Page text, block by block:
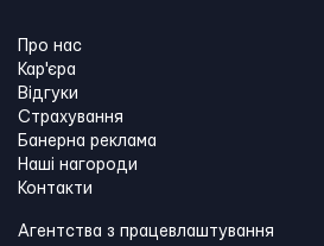
Про нас
Кар'єра
Відгуки
Страхування
Банерна реклама
Наші нагороди
Контакти
Агентства з працевлаштування